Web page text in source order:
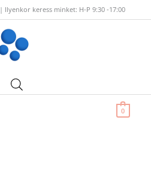
| Ilyenkor keress minket: H-P 9:30 -17:00
0